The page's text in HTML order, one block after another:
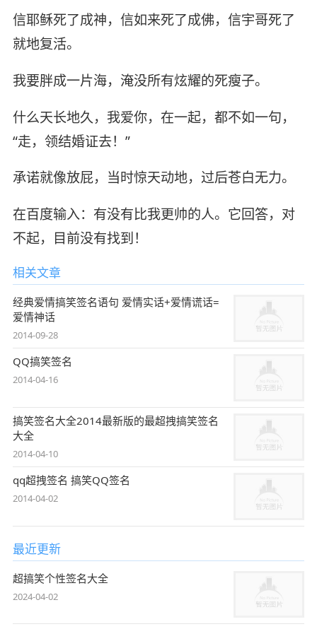
信耶稣死了成神，信如来死了成佛，信宇哥死了
就地复活。
我要胖成一片海，淹没所有炫耀的死瘦子。
什么天长地久，我爱你，在一起，都不如一句，
“走，领结婚证去！”
承诺就像放屁，当时惊天动地，过后苍白无力。
在百度输入：有没有比我更帅的人。它回答，对
不起，目前没有找到！
相关文章
经典爱情搞笑签名语句 爱情实话+爱情谎话=
爱情神话
2014-09-28
QQ搞笑签名
2014-04-16
搞笑签名大全2014最新版的最超拽搞笑签名
大全
2014-04-10
qq超拽签名 搞笑QQ签名
2014-04-02
最近更新
超搞笑个性签名大全
2024-04-02